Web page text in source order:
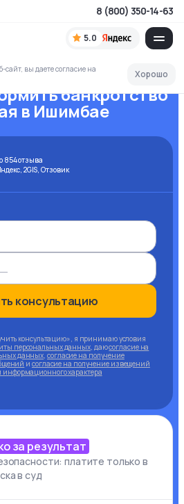
5.0
8 (800) 350-14-63
сайт, вы даете согласие на
Хорошо
банкротство
в Ишимбае
854отзыва
2GIS, Отзовик
консультацию
консультацию», я принимаю условия
персональных данных, даюсогласие на
данных, согласие на получение
и согласие на получение извещений
информационного характера
за результат
платите только в
в суд